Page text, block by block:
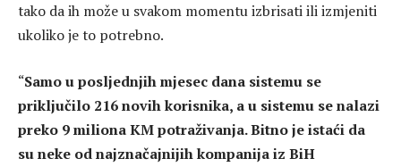
tako da ih može u svakom momentu izbrisati ili izmjeniti
ukoliko je to potrebno.
“Samo u posljednjih mjesec dana sistemu se
priključilo 216 novih korisnika, a u sistemu se nalazi
preko 9 miliona KM potraživanja. Bitno je istaći da
su neke od najznačajnijih kompanija iz BiH